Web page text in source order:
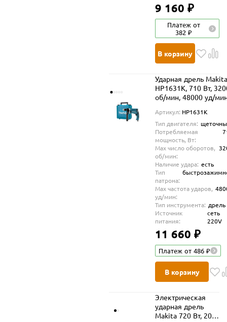
9 160 ₽
Платеж от
382 ₽
В корзину
Ударная дрель
HP1631K, 710 Вт,
об/мин, 48000 уд/
Артикул: HP1631K
Тип двигателя:
Потребляемая
мощность, Вт:
Max число оборотов,
об/мин:
Наличие удара: есть
Тип
патрона:
Max частота ударов,
уд/мин:
Тип инструмента: дрель
Источник
питания:
сеть
220V
11 660 ₽
Платеж от 486 ₽
В корзину
Электрическая
ударная дрель
Makita 720 Вт, 20